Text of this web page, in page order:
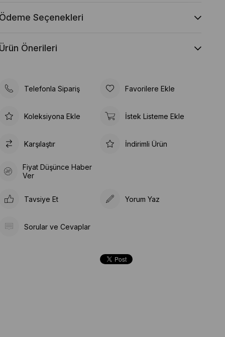
Seçenekleri
Önerileri
Telefonla Sipariş Favorilere Ekle
Koleksiyona Ekle İstek Listeme Ekle
Karşılaştır İndirimli Ürün
Fiyat Düşünce Haber
Ver
Tavsiye Et Yorum Yaz
Sorular ve Cevaplar